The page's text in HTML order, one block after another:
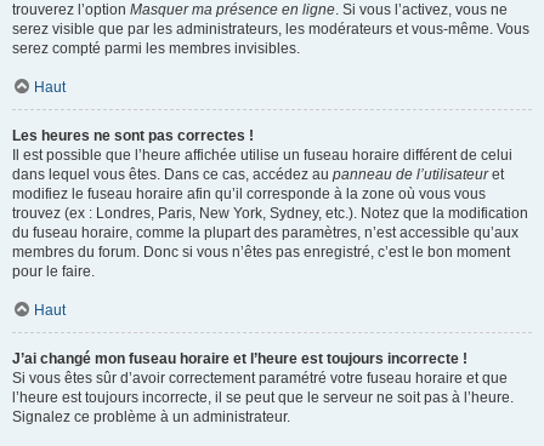
trouverez l’option Masquer ma présence en ligne. Si vous l’activez, vous ne
serez visible que par les administrateurs, les modérateurs et vous-même. Vous
serez compté parmi les membres invisibles.
Haut
Les heures ne sont pas correctes !
Il est possible que l’heure affichée utilise un fuseau horaire différent de celui
dans lequel vous êtes. Dans ce cas, accédez au panneau de l’utilisateuret
modifiez le fuseau horaire afin qu’il corresponde à la zone où vous vous
trouvez (ex : Londres, Paris, New York, Sydney, etc.). Notez que la modification
du fuseau horaire, comme la plupart des paramètres, n’est accessible qu’aux
membres du forum. Donc si vous n’êtes pas enregistré, c’est le bon moment
pour le faire.
Haut
J’ai changé mon fuseau horaire et l’heure est toujours incorrecte !
Si vous êtes sûr d’avoir correctement paramétré votre fuseau horaire et que
l’heure est toujours incorrecte, il se peut que le serveur ne soit pas à l’heure.
Signalez ce problème à un administrateur.